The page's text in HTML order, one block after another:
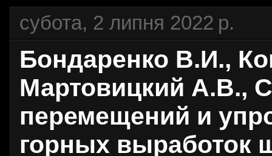
субота, 2 липня 2022 р.
Бондаренко В.И.,
Мартовицкий А.В.,
перемещений и
горных выработок